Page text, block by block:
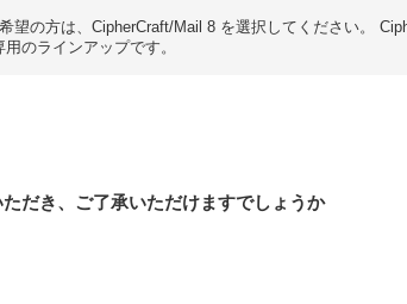
望の方は、CipherCraft/Mail 8 を選択してください。
用のラインアップです。
だき、ご了承いただけますでしょうか